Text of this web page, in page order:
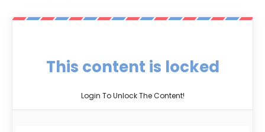
This content is locked
Login To Unlock The Content!